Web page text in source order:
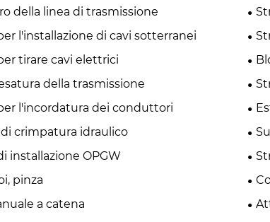
della linea di trasmissione
l'installazione di cavi sotterranei
tirare cavi elettrici
della trasmissione
l'incordatura dei conduttori
crimpatura idraulico
installazione OPGW
pinza
a catena